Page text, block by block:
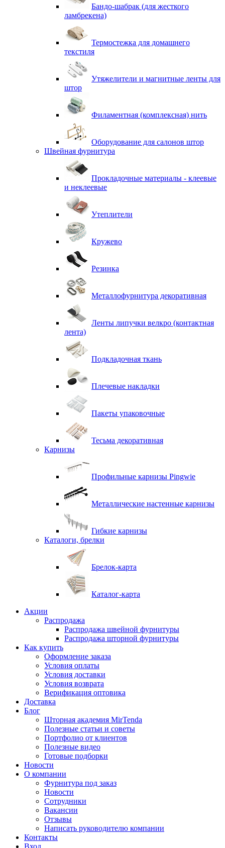
Бандо-шабрак (для жесткого
ламбрекена)
Термостежка для домашнего
текстиля
Утяжелители и магнитные ленты для
штор
Филаментная (комплексная) нить
Оборудование для салонов штор
Швейная фурнитура
Прокладочные материалы - клеевые
и неклеевые
Утеплители
Кружево
Резинка
Металлофурнитура декоративная
Ленты липучки велкро (контактная
лента)
Подкладочная ткань
Плечевые накладки
Пакеты упаковочные
Тесьма декоративная
Карнизы
Профильные карнизы Pingwie
Металлические настенные карнизы
Гибкие карнизы
Каталоги, брелки
Брелок-карта
Каталог-карта
Акции
Распродажа
Распродажа швейной фурнитуры
Распродажа шторной фурнитуры
Как купить
Оформление заказа
Условия оплаты
Условия доставки
Условия возврата
Верификация оптовика
Доставка
Блог
Шторная академия MirTenda
Полезные статьи и советы
Портфолио от клиентов
Полезные видео
Готовые подборки
Новости
О компании
Фурнитура под заказ
Новости
Сотрудники
Вакансии
Отзывы
Написать руководителю компании
Контакты
Вход